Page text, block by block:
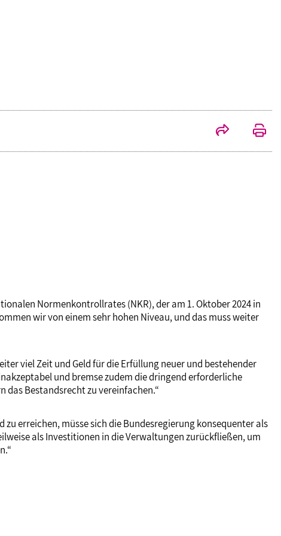
Normenkontrollrates (NKR), der am 1. Oktober 2024 in
wir von einem sehr hohen Niveau, und das muss weiter
viel Zeit und Geld für die Erfüllung neuer und bestehender
und bremse zudem die dringend erforderliche
das Bestandsrecht zu vereinfachen.“
erreichen, müsse sich die Bundesregierung konsequenter als
als Investitionen in die Verwaltungen zurückfließen, um